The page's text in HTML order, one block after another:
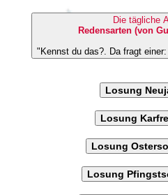
Die tägliche
Redensarten (von
"Kennst du das?.
Losung
Losung
Losung
Losung